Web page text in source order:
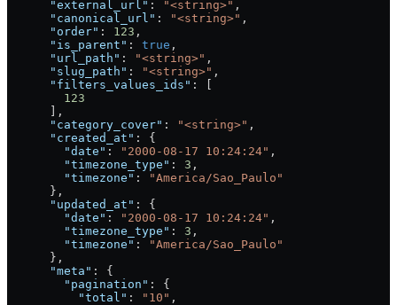
      "external_url"
: "<string>" ,
      "canonical_url"
: "<string>" ,
      "order"
: 123 ,
      "is_parent"
: true ,
      "url_path"
: "<string>" ,
      "slug_path"
: "<string>" ,
      "filters_values_ids"
: [
        123
      ],
      "category_cover"
: "<string>" ,
      "created_at"
: {
        "date"
: "2000-08-17 10:24:24" ,
        "timezone_type"
: 3 ,
        "timezone"
:
"America/Sao_Paulo"
      },
      "updated_at"
: {
        "date"
: "2000-08-17 10:24:24" ,
        "timezone_type"
: 3 ,
        "timezone"
:
"America/Sao_Paulo"
      },
      "meta"
: {
        "pagination"
: {
          "total"
: "10" ,